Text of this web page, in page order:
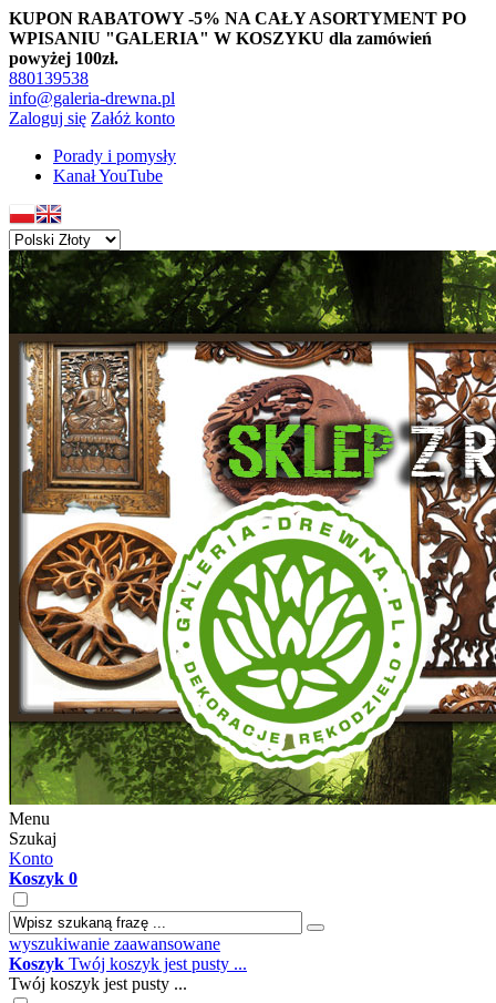
KUPON RABATOWY -5% NA CAŁY ASORTYMENT PO
WPISANIU "GALERIA" W KOSZYKU dla zamówień
powyżej 100zł.
880139538
info@galeria-drewna.pl
Zaloguj się Załóż konto
Porady i pomysły
Kanał YouTube
Menu
Szukaj
Konto
Koszyk 0
wyszukiwanie zaawansowane
Koszyk Twój koszyk jest pusty ...
Twój koszyk jest pusty ...